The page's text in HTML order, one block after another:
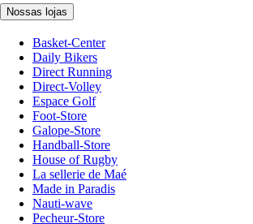
Nossas lojas
Basket-Center
Daily Bikers
Direct Running
Direct-Volley
Espace Golf
Foot-Store
Galope-Store
Handball-Store
House of Rugby
La sellerie de Maé
Made in Paradis
Nauti-wave
Pecheur-Store